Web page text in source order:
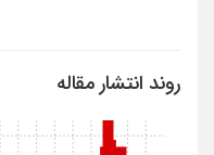
روند انتشار مقاله